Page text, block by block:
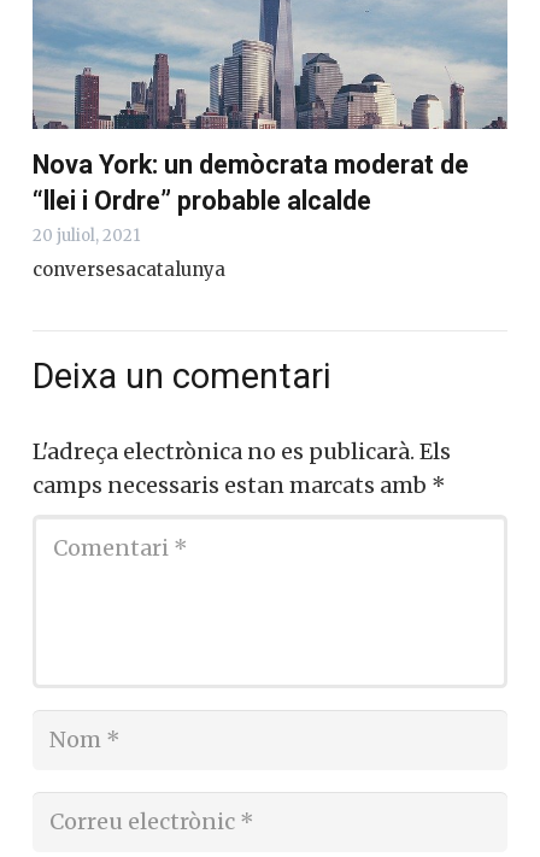
Nova York: un demòcrata moderat de
“llei i Ordre” probable alcalde
20 juliol, 2021
conversesacatalunya
Deixa un comentari
L'adreça electrònica no es publicarà. Els
camps necessaris estan marcats amb *